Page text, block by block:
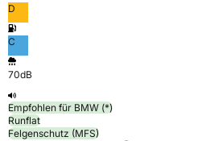
D
C
70dB
Empfohlen für BMW (*)
Runflat
Felgenschutz (MFS)